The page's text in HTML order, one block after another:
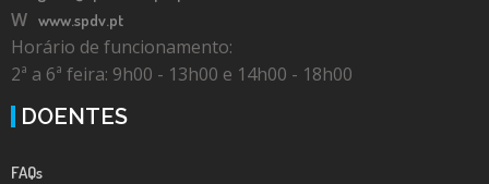
W www.spdv.pt
Horário de funcionamento:
2ª a 6ª feira: 9h00 - 13h00 e 14h00 - 18h00
DOENTES
FAQs